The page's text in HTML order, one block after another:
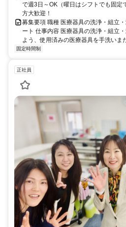
で週3日～OK（曜日はシフトでも固定
方大歓迎！
募集要項 職種 医療器具の洗浄・組立
ート 仕事内容 医療器具の洗浄・組立
よう、使用済みの医療器具を手洗いま
固定時間制
正社員